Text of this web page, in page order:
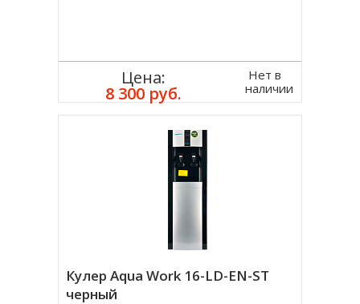
Цена:
8 300 руб.
Нет в
наличии
Кулер Aqua Work 16-LD-EN-ST
черный